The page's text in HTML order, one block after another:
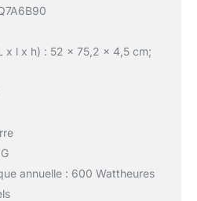
x l x h) : 52 x 75,2 x 4,5 cm;
annuelle : 600 Wattheures